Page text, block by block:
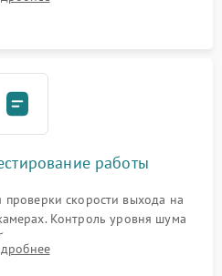
рабочего давления в системе.
работы
проверки скорости выхода на
Контроль уровня шума
стенок и корректного
автоматической оттайки.